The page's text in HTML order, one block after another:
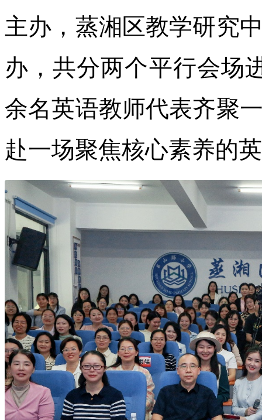
主办，蒸湘区教学研究
办，共分两个平行会场
余名英语教师代表齐聚
赴一场聚焦核心素养的